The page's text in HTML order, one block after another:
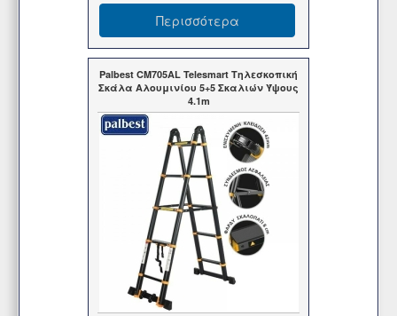
Περισσότερα
Palbest CM705AL Telesmart Τηλεσκοπική
Σκάλα Αλουμινίου 5+5 Σκαλιών Ύψους
4.1m